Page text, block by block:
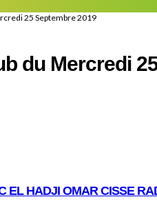
25 Septembre 2019
du Mercredi
EL HADJI OMAR CISSE